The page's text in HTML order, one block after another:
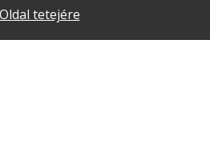
Oldal tetejére